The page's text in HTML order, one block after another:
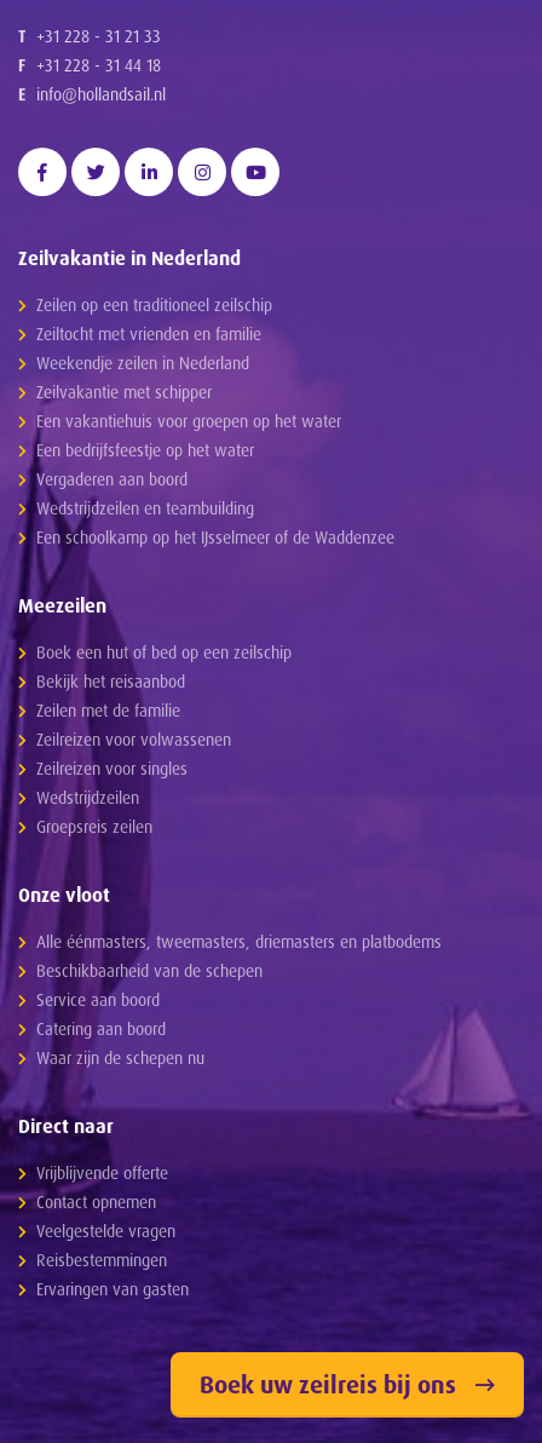
T +31 228 - 31 21 33
F +31 228 - 31 44 18
E info@hollandsail.nl
Zeilvakantie in Nederland
Zeilen op een traditioneel zeilschip
Zeiltocht met vrienden en familie
Weekendje zeilen in Nederland
Zeilvakantie met schipper
Een vakantiehuis voor groepen op het water
Een bedrijfsfeestje op het water
Vergaderen aan boord
Wedstrijdzeilen en teambuilding
Een schoolkamp op het IJsselmeer of de Waddenzee
Meezeilen
Boek een hut of bed op een zeilschip
Bekijk het reisaanbod
Zeilen met de familie
Zeilreizen voor volwassenen
Zeilreizen voor singles
Wedstrijdzeilen
Groepsreis zeilen
Onze vloot
Alle éénmasters, tweemasters, driemasters en platbodems
Beschikbaarheid van de schepen
Service aan boord
Catering aan boord
Waar zijn de schepen nu
Direct naar
Vrijblijvende offerte
Contact opnemen
Veelgestelde vragen
Reisbestemmingen
Ervaringen van gasten
Boek uw zeilreis bij ons